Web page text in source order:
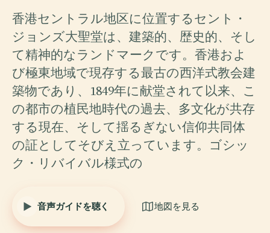
香港セントラル地区に位置するセント・
ジョンズ大聖堂は、建築的、歴史的、そし
て精神的なランドマークです。香港およ
び極東地域で現存する最古の西洋式教会建
築物であり、1849年に献堂されて以来、こ
の都市の植民地時代の過去、多文化が共存
する現在、そして揺るぎない信仰共同体
の証としてそびえ立っています。ゴシッ
ク・リバイバル様式の
音声ガイドを聴く 地図を見る